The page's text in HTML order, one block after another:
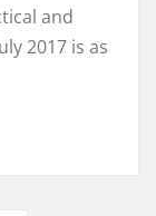
and
2017 is as